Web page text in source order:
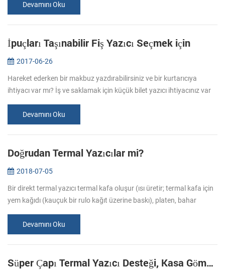
Devamını Oku
İpuçları Taşınabilir Fiş Yazıcı Seçmek için
2017-06-26
Hareket ederken bir makbuz yazdırabilirsiniz ve bir kurtarıcıya
ihtiyacı var mı? İş ve saklamak için küçük bilet yazıcı ihtiyacınız var
Devamını Oku
Doğrudan Termal Yazıcılar mi?
2018-07-05
Bir direkt termal yazıcı termal kafa oluşur (ısı üretir; termal kafa için
yem kağıdı (kauçuk bir rulo kağıt üzerine baskı), platen, bahar
Devamını Oku
Süper Çapı Termal Yazıcı Desteği, Kasa Gömülü